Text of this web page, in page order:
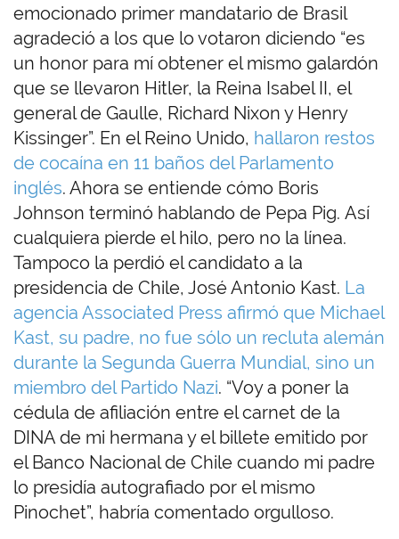
emocionado primer mandatario de Brasil
agradeció a los que lo votaron diciendo “es
un honor para mí obtener el mismo galardón
que se llevaron Hitler, la Reina Isabel II, el
general de Gaulle, Richard Nixon y Henry
Kissinger”. En el Reino Unido, hallaron restos
de cocaína en 11 baños del Parlamento
inglés. Ahora se entiende cómo Boris
Johnson terminó hablando de Pepa Pig. Así
cualquiera pierde el hilo, pero no la línea.
Tampoco la perdió el candidato a la
presidencia de Chile, José Antonio Kast. La
agencia Associated Press afirmó que Michael
Kast, su padre, no fue sólo un recluta alemán
durante la Segunda Guerra Mundial, sino un
miembro del Partido Nazi. “Voy a poner la
cédula de afiliación entre el carnet de la
DINA de mi hermana y el billete emitido por
el Banco Nacional de Chile cuando mi padre
lo presidía autografiado por el mismo
Pinochet”, habría comentado orgulloso.